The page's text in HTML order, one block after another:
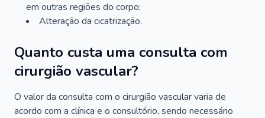
em outras regiões do corpo;
Alteração da cicatrização.
Quanto custa uma consulta com
cirurgião vascular?
O valor da consulta com o cirurgião vascular varia de
acordo com a clínica e o consultório, sendo necessário